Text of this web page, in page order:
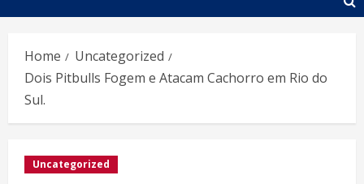
Home
Uncategorized
Dois Pitbulls Fogem e Atacam Cachorro em Rio do
Sul.
Uncategorized